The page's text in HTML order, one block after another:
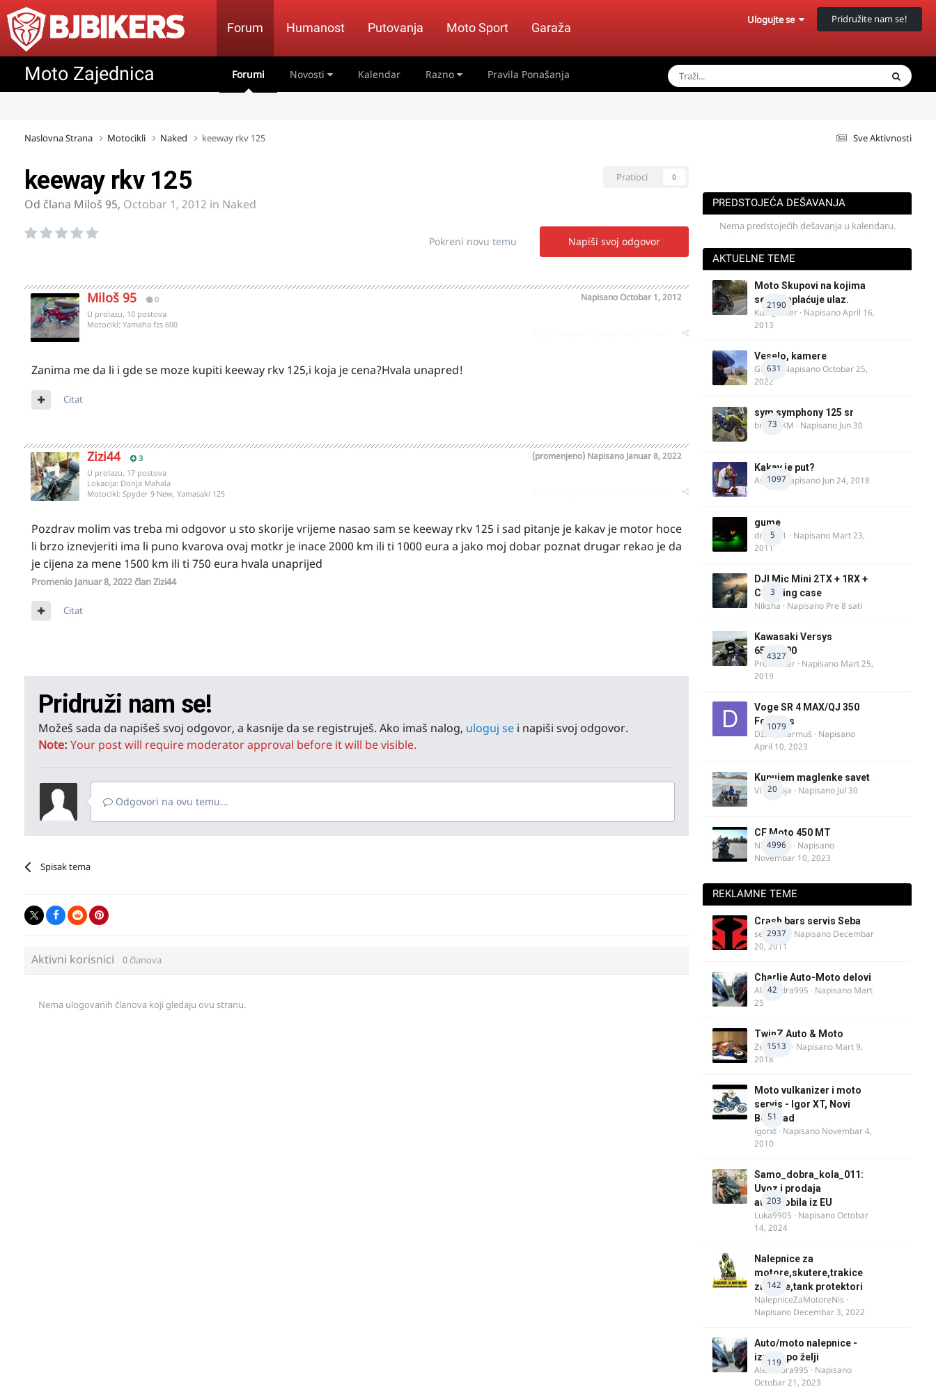
Forum Humanost Putovanja Moto Sport Garaža
Ulogujte se Pridružite nam se!
Moto Zajednica Forumi Novosti Kalendar Razno Pravila Ponašanja
Sve Aktivnosti
Naslovna Strana Motocikli Naked keeway rkv 125
Pratioci 0
keeway rkv 125
Od člana Miloš 95, Octobar 1, 2012 in Naked
Napiši svoj odgovor
Pokreni novu temu
Miloš 95 0 NapisanoOctobar 1, 2012
U prolazu, 10 postova
Motocikl: Yamaha fzs 600
Zanima me da li i gde se moze kupiti keeway rkv 125,i koja je cena?Hvala unapred!
Citat
Zizi44 3 Napisano Januar 8, 2022
(promenjeno)
U prolazu, 17 postova
Lokacija: Donja Mahala
Motocikl: Spyder 9 New, Yamasaki 125
Pozdrav molim vas treba mi odgovor u sto skorije vrijeme nasao sam se keeway rkv 125 i sad pitanje je kakav je motor hoce
li brzo iznevjeriti ima li puno kvarova ovaj motkr je inace 2000 km ili ti 1000 eura a jako moj dobar poznat drugar rekao je da
je cijena za mene 1500 km ili ti 750 eura hvala unaprijed
Promenio Januar 8, 2022član Zizi44
Citat
Pridruži nam se!
Možeš sada da napišeš svoj odgovor, a kasnije da se registruješ. Ako imaš nalog, uloguj se i napiši svoj odgovor.
Note: Your post will require moderator approval before it will be visible.
Odgovori na ovu temu...
Spisak tema
Aktivni korisnici 0 članova
Nema ulogovanih članova koji gledaju ovu stranu.
PREDSTOJEĆA DEŠAVANJA
Nema predstojećih dešavanja u kalendaru.
AKTUELNE TEME
2190
Moto Skupovi na kojima
se ne naplaćuje ulaz.
Kum_Mixer · NapisanoApril 16,
2013
631
Veselo, kamere
GR 46· NapisanoOctobar 25,
2022
73
sym symphony 125 sr
brankoXM · Napisano Jun 30
1097
Kakav je put?
Astral· Napisano Jun 24, 2018
5
gume
dragan1 · Napisano Mart 23,
2011
3
DJI Mic Mini 2TX + 1RX +
Charging case
Niksha · Napisano Pre 8 sati
4327
Kawasaki Versys
650/1000
ProMaster · Napisano Mart 25,
2019
1079
Voge SR 4 MAX/QJ 350
Fortress
Džim Džarmuš · Napisano
April 10, 2023
20
Kupujem maglenke savet
Vitez Koja · Napisano Jul 30
4996
CF Moto 450 MT
NIKOLA 1
· Napisano
Novembar 10, 2023
REKLAMNE TEME
2937
Crash bars servis Seba
seba011 · Napisano Decembar
20, 2011
42
Charlie Auto-Moto delovi
Alexandra995 · Napisano Mart
25
1513
TwinZ Auto & Moto
Zeljkamp · Napisano Mart 9,
2018
51
Moto vulkanizer i moto
servis - Igor XT, Novi
Beograd
igorxt · Napisano Novembar 4,
2010
203
Samo_dobra_kola_011:
Uvoz i prodaja
automobila iz EU
Luka9905 · NapisanoOctobar
14, 2024
142
Nalepnice za
motore,skutere,trakice
za felne,tank protektori
NalepniceZaMotoreNis ·
Napisano Decembar 3, 2022
119
Auto/moto nalepnice -
izrada po želji
Alexandra995 · Napisano
Octobar 21, 2023